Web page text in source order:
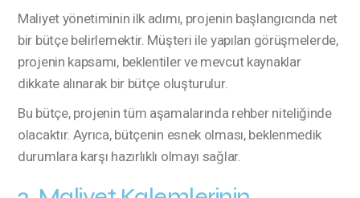
Maliyet yönetiminin ilk adımı, projenin başlangıcında net
bir bütçe belirlemektir. Müşteri ile yapılan görüşmelerde,
projenin kapsamı, beklentiler ve mevcut kaynaklar
dikkate alınarak bir bütçe oluşturulur.
Bu bütçe, projenin tüm aşamalarında rehber niteliğinde
olacaktır. Ayrıca, bütçenin esnek olması, beklenmedik
durumlara karşı hazırlıklı olmayı sağlar.